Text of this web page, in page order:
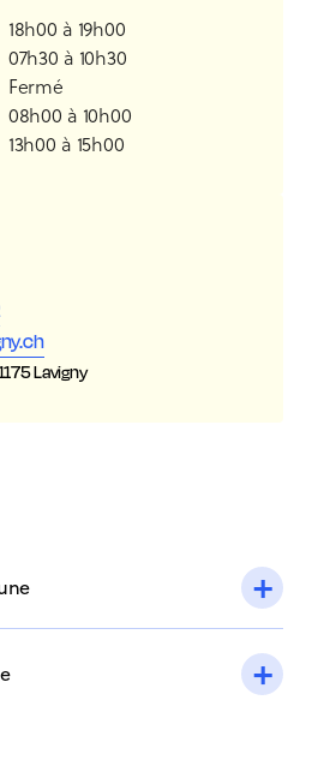
18h00 à 19h00
07h30 à 10h30
Fermé
08h00 à 10h00
13h00 à 15h00
Lavigny